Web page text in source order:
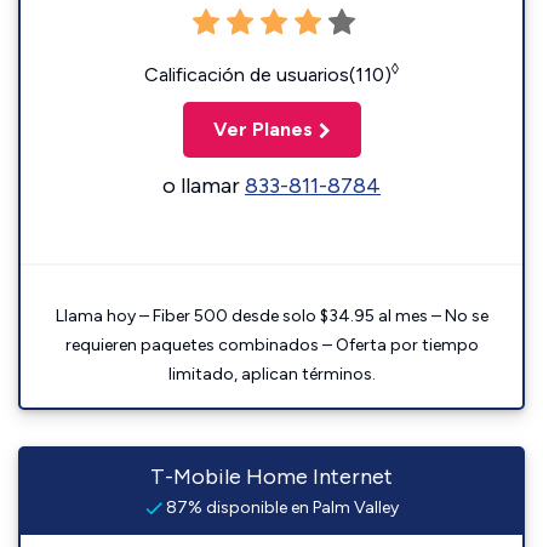
Calificación de usuarios(110)◊
Ver Planes
o llamar833-811-8784
Llama hoy – Fiber 500 desde solo $34.95 al mes – No se
requieren paquetes combinados – Oferta por tiempo
limitado, aplican términos.
T-Mobile Home Internet
87% disponible en Palm Valley